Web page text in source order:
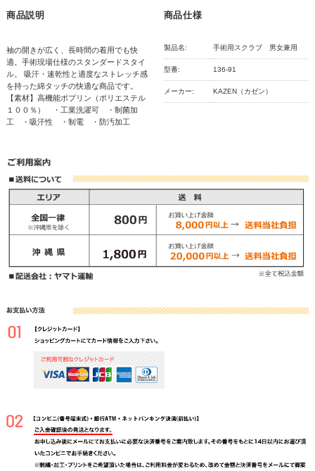
商品説明
袖の開きが広く、長時間の着用でも快
適。手術現場仕様のスタンダードスタイ
ル。 吸汗・速乾性と適度なストレッチ感
を持った綿タッチの快適な商品です。
【素材】高機能ポプリン（ポリエステル
１００％） ・工業洗濯可 ・制菌加
工 ・吸汗性 ・制電 ・防汚加工
商品仕様
製品名: 手術用スクラブ 男女兼用
型番: 136-91
メーカー: KAZEN（カゼン）